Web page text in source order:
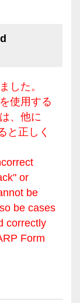
した。
使用する
、他に
と正しく
or
be
be cases
correctly
Form